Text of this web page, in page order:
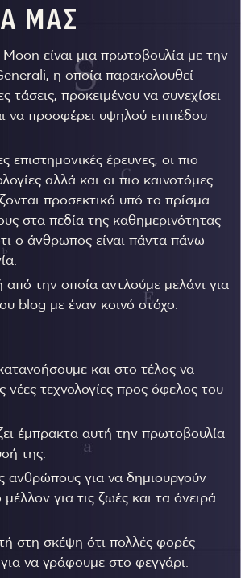
ΜΑΣ
είναι μια πρωτοβουλία με την
η οποία παρακολουθεί
τάσεις, προκειμένου να συνεχίσει
να προσφέρει υψηλού επιπέδου
επιστημονικές έρευνες, οι πιο
αλλά και οι πιο καινοτόμες
προσεκτικά υπό το πρίσμα
στα πεδία της καθημερινότητας
ο άνθρωπος είναι πάντα πάνω
από την οποία αντλούμε μελάνι για
blog με έναν κοινό στόχο:
και στο τέλος να
νέες τεχνολογίες προς όφελος του
έμπρακτα αυτή την πρωτοβουλία
της:
ανθρώπους για να δημιουργούν
για τις ζωές και τα όνειρά
στη σκέψη ότι πολλές φορές
να γράφουμε στο φεγγάρι.